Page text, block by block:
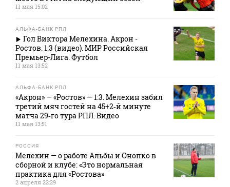
11 мая 15:02
АЛЬФА-БАНК РПЛ
Гол Виктора Мелехина. Акрон -
Ростов. 1:3 (видео). МИР Российская
Премьер-Лига. Футбол
11 мая 13:52
АЛЬФА-БАНК РПЛ
«Акрон» — «Ростов» — 1:3. Мелехин забил
третий мяч гостей на 45+2‑й минуте
матча 29‑го тура РПЛ. Видео
11 мая 13:51
РОССИЯ
Мелехин — о работе Альбы и Онопко в
сборной и клубе: «Это нормальная
практика для «Ростова»
2 апреля 22:29